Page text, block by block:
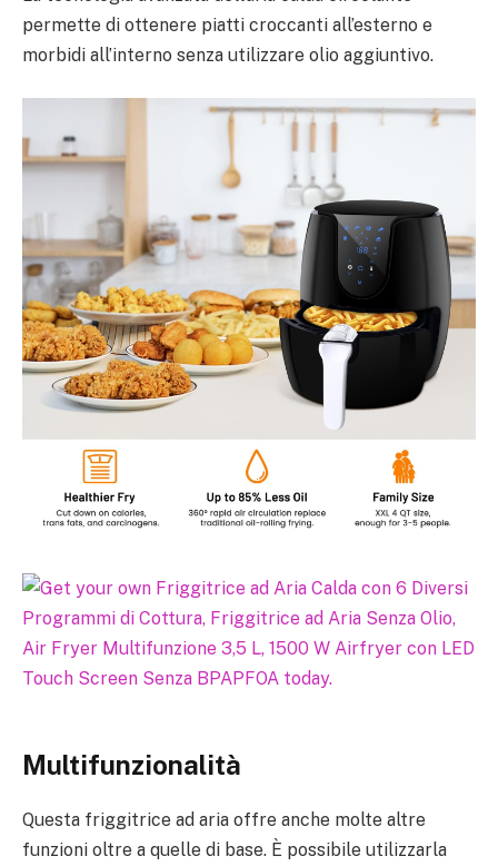
permette di ottenere piatti croccanti all’esterno e
morbidi all’interno senza utilizzare olio aggiuntivo.
Multifunzionalità
Questa friggitrice ad aria offre anche molte altre
funzioni oltre a quelle di base. È possibile utilizzarla